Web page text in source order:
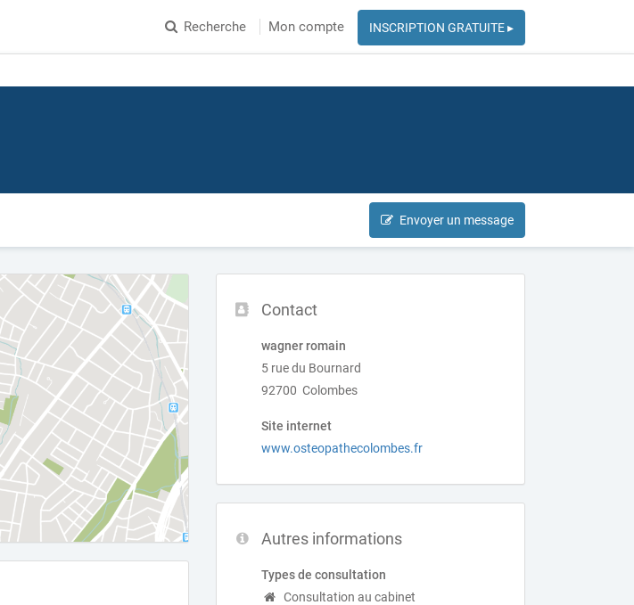
Recherche Mon compte INSCRIPTION GRATUITE ▸
Envoyer un message
Contact
wagner romain
5 rue du Bournard
92700 Colombes
Site internet
www.osteopathecolombes.fr
Autres informations
Types de consultation
Consultation au cabinet